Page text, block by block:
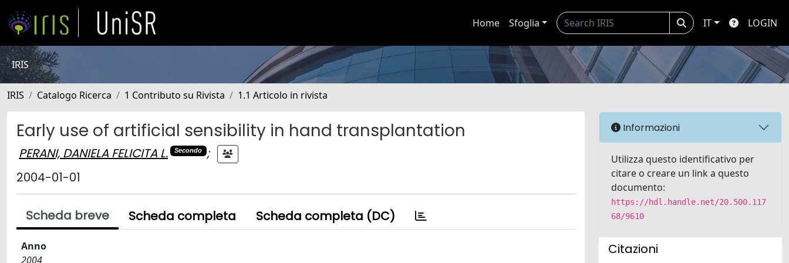
Home Sfoglia IT LOGIN
IRIS
IRIS Catalogo Ricerca 1 Contributo su Rivista 1.1 Articolo in rivista
Early use of artificial sensibility in hand transplantation
PERANI, DANIELA FELICITA L. Secondo
;
2004-01-01
Scheda breve Scheda completa Scheda completa (DC)
Anno
2004
Informazioni
Utilizza questo identificativo per
citare o creare un link a questo
documento:
https://hdl.handle.net/20.500.117
68/9610
Citazioni